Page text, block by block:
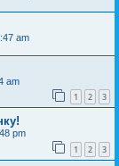
am
am
1 2 3
pm
1 2 3